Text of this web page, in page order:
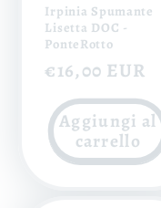
Irpinia Spumante
Lisetta DOC -
PonteRotto
Prezzo
listino
€16,00 EUR
Aggiungi al
carrello